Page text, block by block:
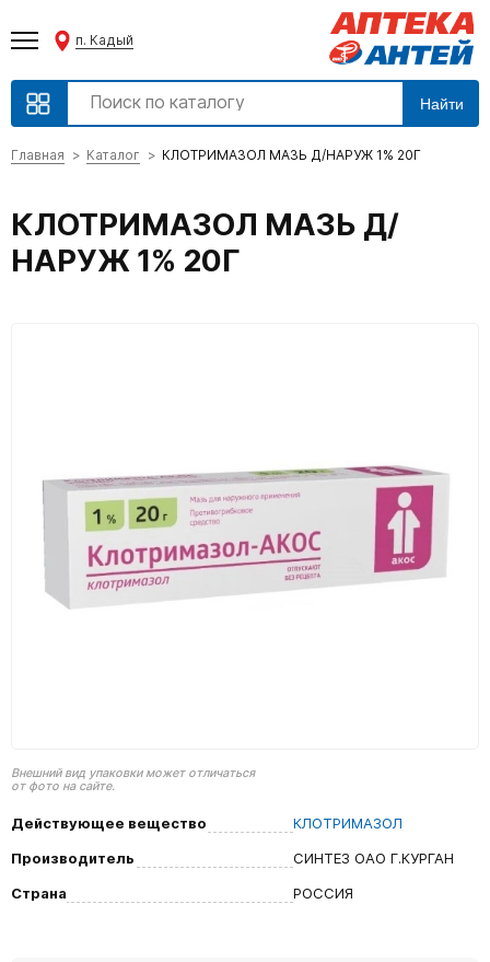
п. Кадый
Найти
Главная Каталог КЛОТРИМАЗОЛ МАЗЬ Д/НАРУЖ 1% 20Г
КЛОТРИМАЗОЛ МАЗЬ Д/
НАРУЖ 1% 20Г
Внешний вид упаковки может отличаться
от фото на сайте.
Действующее вещество
КЛОТРИМАЗОЛ
Производитель
СИНТЕЗ ОАО Г.КУРГАН
Страна
РОССИЯ